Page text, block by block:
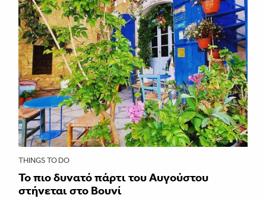
THINGS TO DO
Το πιο δυνατό πάρτι του Αυγούστου
στήνεται στο Βουνί